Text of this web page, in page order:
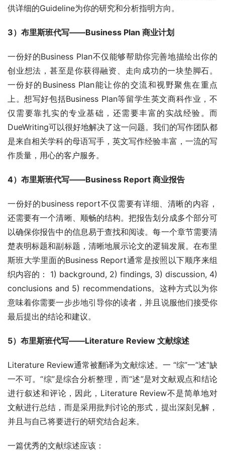
供详细的Guideline为你的研究和分析指明方向。
3）布里斯班代写——Business Plan 商业计划
一份好的Business Plan不仅能够帮助你完善地描绘出你的
创业想法，甚至是你获得融资、走向成功的一块垫脚石。
一份好的Business Plan能让你的交流和视野聚焦在重点
上。想写好包括Business Plan等留学生英文商科作业，不
仅需要靠扎实的专业基础，还需要丰富的实战经验。而
DueWriting可以很好地解决了这一问题。我们的写作团队都
是来自相关学科的母语写手，英文写作经验丰富，一流的写
作质量，用心的客户服务。
4）布里斯班代写——Business Report 商业报告
一份好的business report不仅需要有详细、清晰的内容，
还需要有一个清晰、顺畅的结构。把报告划分成多个部分可
以确保你报告中的信息易于查找和阅读。每一个章节需要清
楚表明标题和副标题，清晰地展示论文的逻辑发展。在布里
斯班大学里面的Business Report通常是按照以下顺序来组
织内容的： 1) background, 2) findings, 3) discussion, 4)
conclusions and 5) recommendations。这种方式以为你
意味着你需要一步步地引导你的读者，并且说服他们接受你
最后提出的结论和建议。
5）布里斯班代写——Literature Review 文献综述
Literature Review通常被翻译为文献综述。一 “综”一“述”缺
一不可。“综”是综合分析整理，而“述”是对文献观点和结论
进行叙述和评论，因此，Literature Review不是简单地对
文献进行总结，而是采用批判讨论的形式，提出深刻见解，
并且与自己将要进行的研究结合起来。
一篇优秀的文献综述应该：